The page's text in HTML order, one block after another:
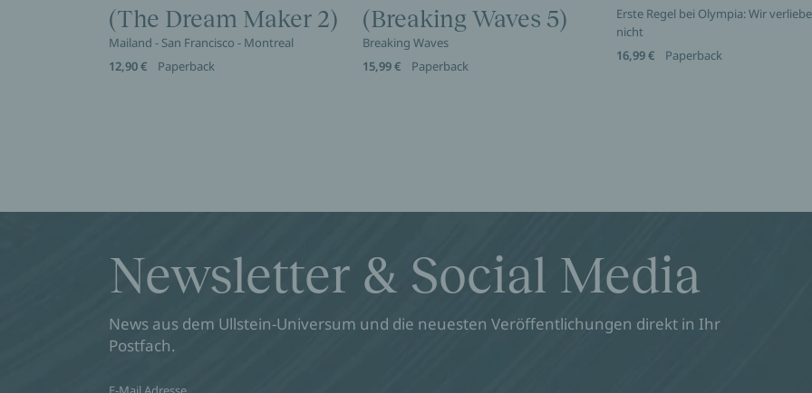
(The Dream Maker 2)
Mailand - San Francisco - Montreal
12,90 €
Paperback
(Breaking Waves 5)
Breaking Waves
15,99 €
Paperback
Erste Regel bei Olympia: Wir
nicht
16,99 €
Paperback
Newsletter & Social Media
News aus dem Ullstein-Universum und die neuesten Veröffentlichungen direkt in Ihr
Postfach.